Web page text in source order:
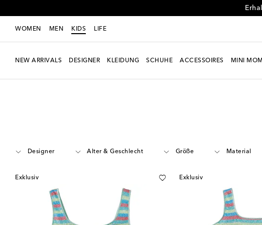
WOMEN MEN KIDS LIFE
NEW ARRIVALS DESIGNER KLEIDUNG SCHUHE ACCESSOIRES MINI
Designer Alter & Geschlecht Größe Material
Exklusiv Exklusiv